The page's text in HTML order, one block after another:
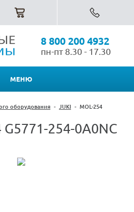
8 800 200 4932
пн-пт 8.30 - 17.30
МЕНЮ
оборудования - JUKI - MOL-254
254-0A0NC